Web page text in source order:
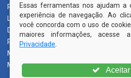
Processos de Licitação
Licitações em andamento
Diário Oficial
Publicações Oficiais
Mapa do Site
Mais Serviços
Essas ferramentas nos ajudam a
experiência de navegação. Ao
você concorda com o uso de
maiores informações, acesse
Privacidade
Aceitar